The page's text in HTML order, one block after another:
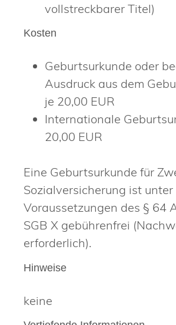
vollstreckbarer Titel)
Kosten
Geburtsurkunde oder
Ausdruck aus dem
je 20,00 EUR
Internationale
20,00 EUR
Eine Geburtsurkunde für
Sozialversicherung ist unter
Voraussetzungen des § 64
SGB X gebührenfrei
erforderlich).
Hinweise
keine